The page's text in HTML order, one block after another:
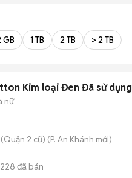
GB 1 TB 2 TB > 2 TB
Kim loại Đen Đã sử dụng
nữ
2 cũ) (P. An Khánh mới)
228 đã bán